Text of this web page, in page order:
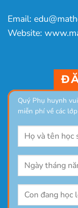
Email:
Website:
Quý Phụ huynh
miễn phí về các